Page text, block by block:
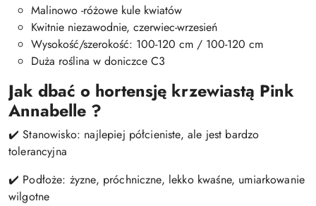
Malinowo -różowe kule kwiatów
Kwitnie niezawodnie, czerwiec-wrzesień
Wysokość/szerokość: 100-120 cm / 100-120 cm
Duża roślina w doniczce C3
Jak dbać o hortensję krzewiastą Pink
Annabelle ?
✔️Stanowisko: najlepiej półcieniste, ale jest bardzo
tolerancyjna
✔️ Podłoże: żyzne, próchniczne, lekko kwaśne, umiarkowanie
wilgotne